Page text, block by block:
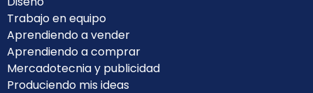
Trabajo en equipo
Aprendiendo a vender
Aprendiendo a comprar
Mercadotecnia y publicidad
Produciendo mis ideas